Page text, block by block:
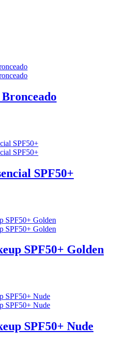
SPF50+
SPF50+ Golden
SPF50+ Nude